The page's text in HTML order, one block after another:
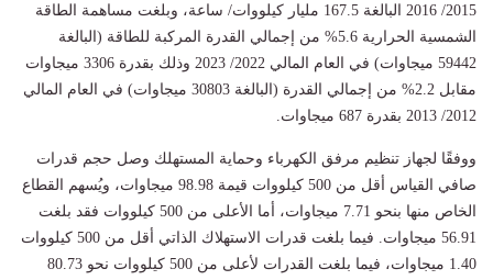
2015/ 2016 البالغة 167.5 مليار كيلووات/ ساعة، وبلغت مساهمة الطاقة
الشمسية الحرارية 5.6% من إجمالي القدرة المركبة للطاقة (البالغة
59442 ميجاوات) في العام المالي 2022/ 2023 وذلك بقدرة 3306 ميجاوات
مقابل 2.2% من إجمالي القدرة (البالغة 30803 ميجاوات) في العام المالي
2012/ 2013 بقدرة 687 ميجاوات.
ووفقًا لجهاز تنظيم مرفق الكهرباء وحماية المستهلك وصل حجم قدرات
صافي القياس أقل من 500 كيلووات قيمة 98.98 ميجاوات، ويُسهم القطاع
الخاص منها بنحو 7.71 ميجاوات، أما الأعلى من 500 كيلووات فقد بلغت
56.91 ميجاوات. فيما بلغت قدرات الاستهلاك الذاتي أقل من 500 كيلووات
1.40 ميجاوات، فيما بلغت القدرات لأعلى من 500 كيلووات نحو 80.73